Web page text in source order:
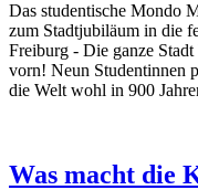
Das studentische Mondo
zum Stadtjubiläum in die
Freiburg - Die ganze
vorn! Neun Studentinnen
die Welt wohl in 900
Was macht die